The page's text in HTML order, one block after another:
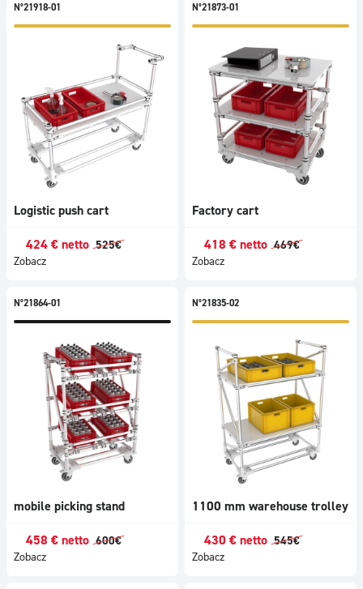
N°21918-01
Logistic push cart
424 € netto 525€
Zobacz
N°21873-01
Factory cart
418 € netto 469€
Zobacz
N°21864-01
mobile picking stand
458 € netto 600€
Zobacz
N°21835-02
1100 mm warehouse trolley
430 € netto 545€
Zobacz